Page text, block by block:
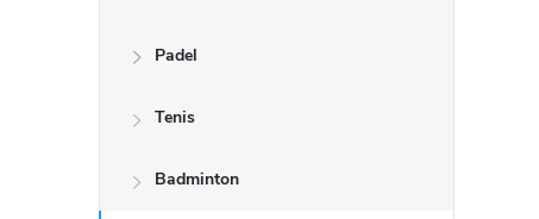
r
Padel
Tenis
Badminton